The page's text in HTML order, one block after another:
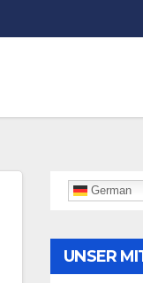
German
UNSER